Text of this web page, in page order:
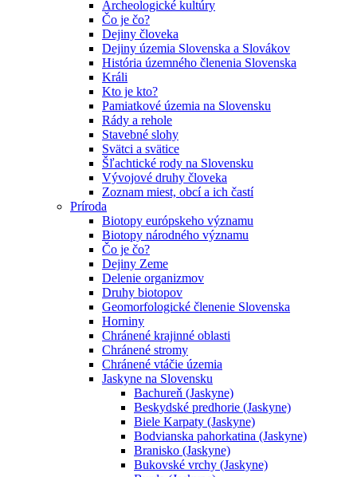
Archeologické kultúry
Čo je čo?
Dejiny človeka
Dejiny územia Slovenska a Slovákov
História územného členenia Slovenska
Králi
Kto je kto?
Pamiatkové územia na Slovensku
Rády a rehole
Stavebné slohy
Svätci a svätice
Šľachtické rody na Slovensku
Vývojové druhy človeka
Zoznam miest, obcí a ich častí
Príroda
Biotopy európskeho významu
Biotopy národného významu
Čo je čo?
Dejiny Zeme
Delenie organizmov
Druhy biotopov
Geomorfologické členenie Slovenska
Horniny
Chránené krajinné oblasti
Chránené stromy
Chránené vtáčie územia
Jaskyne na Slovensku
Bachureň (Jaskyne)
Beskydské predhorie (Jaskyne)
Biele Karpaty (Jaskyne)
Bodvianska pahorkatina (Jaskyne)
Branisko (Jaskyne)
Bukovské vrchy (Jaskyne)